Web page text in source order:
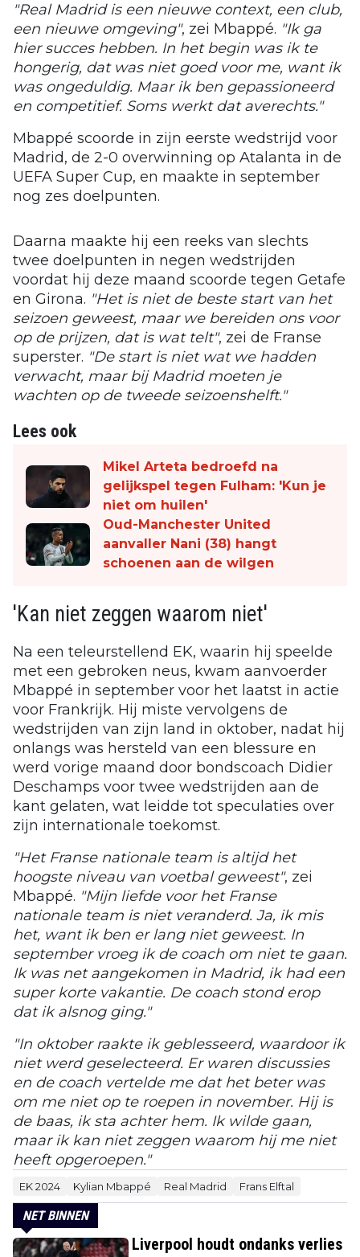
"Real Madrid is een nieuwe context, een club,
een nieuwe omgeving", zei Mbappé. "Ik ga
hier succes hebben. In het begin was ik te
hongerig, dat was niet goed voor me, want ik
was ongeduldig. Maar ik ben gepassioneerd
en competitief. Soms werkt dat averechts."
Mbappé scoorde in zijn eerste wedstrijd voor
Madrid, de 2-0 overwinning op Atalanta in de
UEFA Super Cup, en maakte in september
nog zes doelpunten.
Daarna maakte hij een reeks van slechts
twee doelpunten in negen wedstrijden
voordat hij deze maand scoorde tegen Getafe
en Girona. "Het is niet de beste start van het
seizoen geweest, maar we bereiden ons voor
op de prijzen, dat is wat telt", zei de Franse
superster. "De start is niet wat we hadden
verwacht, maar bij Madrid moeten je
wachten op de tweede seizoenshelft."
Lees ook
Mikel Arteta bedroefd na
gelijkspel tegen Fulham: 'Kun je
niet om huilen'
Oud-Manchester United
aanvaller Nani (38) hangt
schoenen aan de wilgen
'Kan niet zeggen waarom niet'
Na een teleurstellend EK, waarin hij speelde
met een gebroken neus, kwam aanvoerder
Mbappé in september voor het laatst in actie
voor Frankrijk. Hij miste vervolgens de
wedstrijden van zijn land in oktober, nadat hij
onlangs was hersteld van een blessure en
werd vorige maand door bondscoach Didier
Deschamps voor twee wedstrijden aan de
kant gelaten, wat leidde tot speculaties over
zijn internationale toekomst.
"Het Franse nationale team is altijd het
hoogste niveau van voetbal geweest", zei
Mbappé. "Mijn liefde voor het Franse
nationale team is niet veranderd. Ja, ik mis
het, want ik ben er lang niet geweest. In
september vroeg ik de coach om niet te gaan.
Ik was net aangekomen in Madrid, ik had een
super korte vakantie. De coach stond erop
dat ik alsnog ging."
"In oktober raakte ik geblesseerd, waardoor ik
niet werd geselecteerd. Er waren discussies
en de coach vertelde me dat het beter was
om me niet op te roepen in november. Hij is
de baas, ik sta achter hem. Ik wilde gaan,
maar ik kan niet zeggen waarom hij me niet
heeft opgeroepen."
EK 2024 Kylian Mbappé Real Madrid Frans Elftal
NET BINNEN
Liverpool houdt ondanks verlies